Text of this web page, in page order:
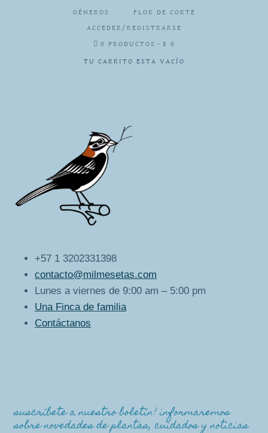
GÉNEROS FLOR DE CORTE
ACCEDER/REGISTRARSE
0 PRODUCTOS $ 0
TU CARRITO ESTA VACÍO
+57 1 3202331398
contacto@milmesetas.com
Lunes a viernes de 9:00 am – 5:00 pm
Una Finca de familia
Contáctanos
suscríbete a nuestro boletín! informaremos
sobre novedades de plantas, cuidados y noticias